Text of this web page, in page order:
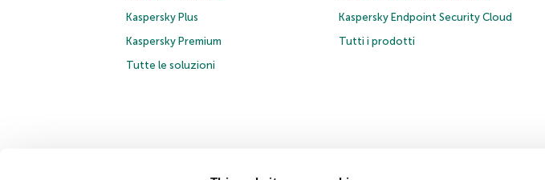
Kaspersky Plus
Kaspersky Premium
Tutte le soluzioni
Kaspersky Endpoint Security Cloud
Tutti i prodotti